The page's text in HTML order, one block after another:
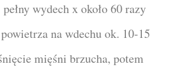
pełny wydech x około 60 razy
na wdechu ok. 10-15
mięśni brzucha, potem